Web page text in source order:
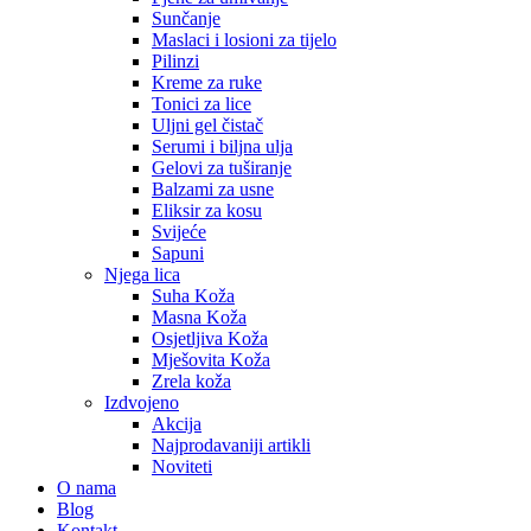
Sunčanje
Maslaci i losioni za tijelo
Pilinzi
Kreme za ruke
Tonici za lice
Uljni gel čistač
Serumi i biljna ulja
Gelovi za tuširanje
Balzami za usne
Eliksir za kosu
Svijeće
Sapuni
Njega lica
Suha Koža
Masna Koža
Osjetljiva Koža
Mješovita Koža
Zrela koža
Izdvojeno
Akcija
Najprodavaniji artikli
Noviteti
O nama
Blog